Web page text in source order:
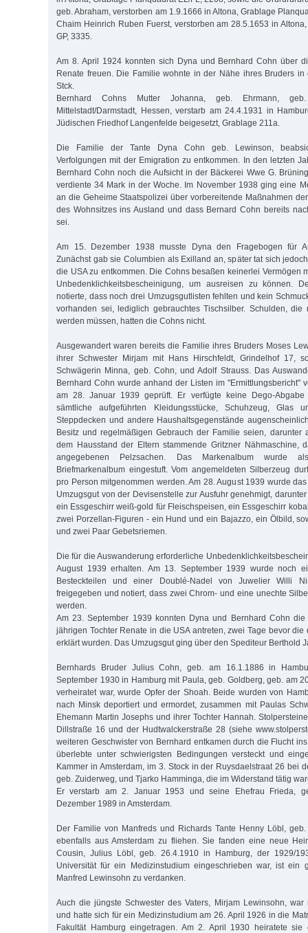
geb. Abraham, verstorben am 1.9.1666 in Altona, Grablage
Chaim Heinrich Ruben Fuerst, verstorben am 28.5.1653 in
GP, 3335.
Am 8. April 1924 konnten sich Dyna und Bernhard Cohn über
Renate freuen. Die Familie wohnte in der Nähe ihres Bruders in
Stck.
Bernhard Cohns Mutter Johanna, geb. Ehrmann,
Mittelstadt/Darmstadt, Hessen, verstarb am 24.4.1931 in
Jüdischen Friedhof Langenfelde beigesetzt, Grablage 211a.
Die Familie der Tante Dyna Cohn geb. Lewinson,
Verfolgungen mit der Emigration zu entkommen. In den letzten
Bernhard Cohn noch die Aufsicht in der Bäckerei Wwe G.
verdiente 34 Mark in der Woche. Im November 1938 ging eine
an die Geheime Staatspolizei über vorbereitende Maßnahmen
des Wohnsitzes ins Ausland und dass Bernard Cohn bereits
sei.
Am 15. Dezember 1938 musste Dyna den Fragebogen für
Zunächst gab sie Columbien als Exilland an, später tat sich
die USA zu entkommen. Die Cohns besaßen keinerlei Vermögen
Unbedenklichkeitsbescheinigung, um ausreisen zu können.
notierte, dass noch drei Umzugsgutlisten fehlten und kein
vorhanden sei, lediglich gebrauchtes Tischsilber. Schulden, die
werden müssen, hatten die Cohns nicht.
Ausgewandert waren bereits die Familie ihres Bruders Moses
ihrer Schwester Mirjam mit Hans Hirschfeldt, Grindelhof 17,
Schwägerin Minna, geb. Cohn, und Adolf Strauss. Das
Bernhard Cohn wurde anhand der Listen im "Ermittlungsbericht"
am 28. Januar 1939 geprüft. Er verfügte keine Dego-
sämtliche aufgeführten Kleidungsstücke, Schuhzeug, Glas
Steppdecken und andere Haushaltsgegenstände
Besitz und regelmäßigen Gebrauch der Familie seien, darunter
dem Hausstand der Eltern stammende Gritzner Nähmaschine,
angegebenen Pelzsachen. Das Markenalbum wurde
Briefmarkenalbum eingestuft. Vom angemeldeten Silberzeug
pro Person mitgenommen werden. Am 28. August 1939 wurde
Umzugsgut von der Devisenstelle zur Ausfuhr genehmigt,
ein Essgeschirr weiß-gold für Fleischspeisen, ein Essgeschirr
zwei Porzellan-Figuren - ein Hund und ein Bajazzo, ein Ölbild,
und zwei Paar Gebetsriemen.
Die für die Auswanderung erforderliche
August 1939 erhalten. Am 13. September 1939 wurde noch
Besteckteilen und einer Doublé-Nadel von Juwelier Willi
freigegeben und notiert, dass zwei Chrom- und eine unechte
werden.
Am 23. September 1939 konnten Dyna und Bernhard Cohn
jährigen Tochter Renate in die USA antreten, zwei Tage bevor
erklärt wurden. Das Umzugsgut ging über den Spediteur Berthold
Bernhards Bruder Julius Cohn, geb. am 16.1.1886 in
September 1930 in Hamburg mit Paula, geb. Goldberg, geb. am
verheiratet war, wurde Opfer der Shoah. Beide wurden von
nach Minsk deportiert und ermordet, zusammen mit Paulas
Ehemann Martin Josephs und ihrer Tochter Hannah.
Dillstraße 16 und der Hudtwalckerstraße 28 (siehe
weiteren Geschwister von Bernhard entkamen durch die Flucht
überlebte unter schwierigsten Bedingungen versteckt und
Kammer in Amsterdam, im 3. Stock in der Ruysdaelstraat 26 bei
geb. Zuiderweg, und Tjarko Hamminga, die im Widerstand tätig
Er verstarb am 2. Januar 1953 und seine Ehefrau Frieda,
Dezember 1989 in Amsterdam.
Der Familie von Manfreds und Richards Tante Henny Löbl,
ebenfalls aus Amsterdam zu fliehen. Sie fanden eine neue
Cousin, Julius Löbl, geb. 26.4.1910 in Hamburg, der 1929/
Universität für ein Medizinstudium eingeschrieben war, ist ein
Manfred Lewinsohn zu verdanken.
Auch die jüngste Schwester des Vaters, Mirjam Lewinsohn, war
und hatte sich für ein Medizinstudium am 26. April 1926 in die
Fakultät Hamburg eingetragen. Am 2. April 1930 heiratete sie